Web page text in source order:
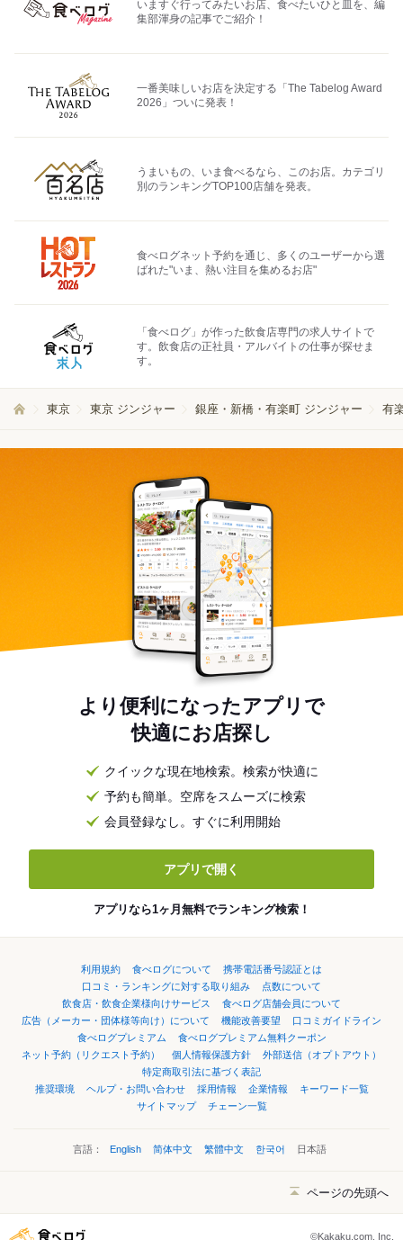
いますぐ行ってみたいお店、食べたいひと皿を、編
集部渾身の記事でご紹介！
一番美味しいお店を決定する「The Tabelog Award
2026」ついに発表！
うまいもの、いま食べるなら、このお店。カテゴリ
別のランキングTOP100店舗を発表。
食べログネット予約を通じ、多くのユーザーから選
ばれた"いま、熱い注目を集めるお店"
「食べログ」が作った飲食店専門の求人サイトで
す。飲食店の正社員・アルバイトの仕事が探せま
す。
東京 東京 ジンジャー 銀座・新橋・有楽町 ジンジャー 有
より便利になったアプリで
快適にお店探し
クイックな現在地検索。検索が快適に
予約も簡単。空席をスムーズに検索
会員登録なし。すぐに利用開始
アプリで開く
アプリなら1ヶ月無料でランキング検索！
利用規約 食べログについて
携帯電話番号認証とは
口コミ・ランキングに対する取り組み
点数について
飲食店・飲食企業様向けサービス
食べログ店舗会員について
広告（メーカー・団体様等向け）について
機能改善要望
口コミガイドライン
食べログプレミアム
食べログプレミアム無料クーポン
ネット予約（リクエスト予約）
個人情報保護方針
外部送信（オプトアウト）
特定商取引法に基づく表記
推奨環境
ヘルプ・お問い合わせ 採用情報 企業情報
キーワード一覧
サイトマップ
チェーン一覧
言語： English 简体中文 繁體中文 한국어 日本語
ページの先頭へ
©Kakaku.com, Inc.